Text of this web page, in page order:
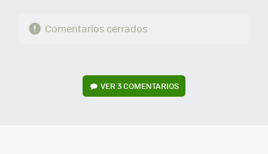
Comentarios cerrados
VER3 COMENTARIOS